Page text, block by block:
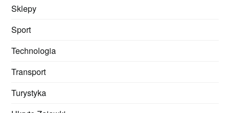
Sklepy
Sport
Technologia
Transport
Turystyka